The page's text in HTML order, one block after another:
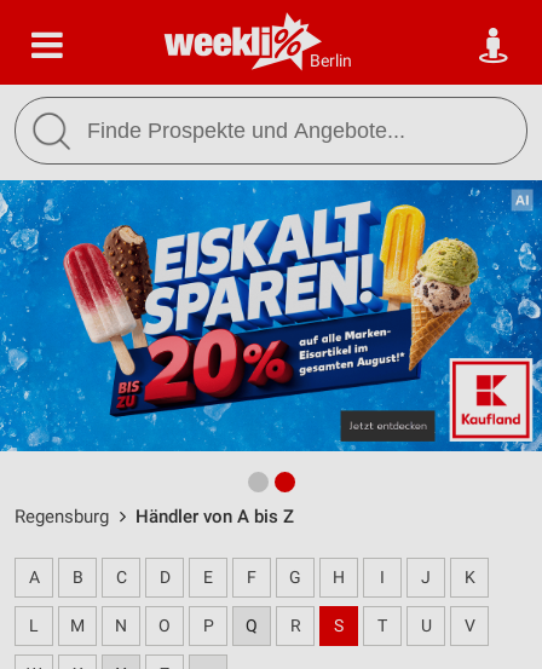
Berlin
Regensburg Händler von A bis Z
A B C D E F G H I J K
L M N O P Q R S T U V